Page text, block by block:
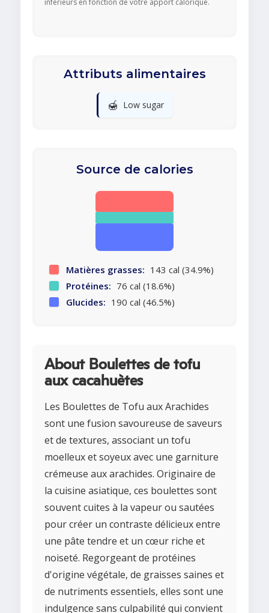
inférieurs en fonction de votre apport calorique.
Attributs alimentaires
🍯 Low sugar
Source de calories
Matières grasses: 143 cal (34.9%)
Protéines: 76 cal (18.6%)
Glucides: 190 cal (46.5%)
About Boulettes de tofu
aux cacahuètes
Les Boulettes de Tofu aux Arachides
sont une fusion savoureuse de saveurs
et de textures, associant un tofu
moelleux et soyeux avec une garniture
crémeuse aux arachides. Originaire de
la cuisine asiatique, ces boulettes sont
souvent cuites à la vapeur ou sautées
pour créer un contraste délicieux entre
une pâte tendre et un cœur riche et
noiseté. Regorgeant de protéines
d'origine végétale, de graisses saines et
de nutriments essentiels, elles sont une
indulgence sans culpabilité qui convient